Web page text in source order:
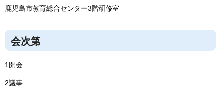
鹿児島市教育総合センター3階研修室
会次第
1開会
2議事